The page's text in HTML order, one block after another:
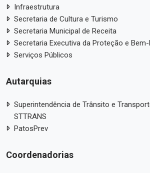
Infraestrutura
Secretaria de Cultura e Turismo
Secretaria Municipal de Receita
Secretaria Executiva da Proteção e
Serviços Públicos
Autarquias
Superintendência de Trânsito e
STTRANS
PatosPrev
Coordenadorias